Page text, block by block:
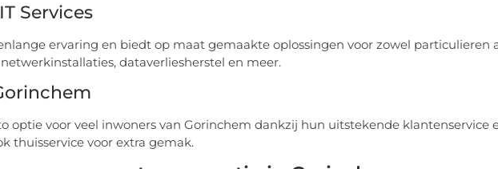
Services
ervaring en biedt op maat gemaakte oplossingen voor zowel particulieren
dataverliesherstel en meer.
optie voor veel inwoners van Gorinchem dankzij hun uitstekende klantenservice
thuisservice voor extra gemak.